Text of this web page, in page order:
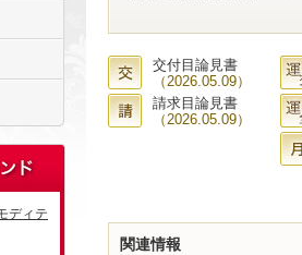
交付目論見書
（2026.05.09）
請求目論見書
（2026.05.09）
関連情報